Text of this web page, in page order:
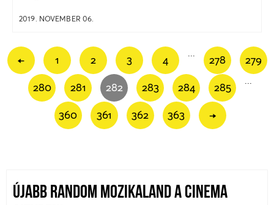
2019. NOVEMBER 06.
← 1 2 3 4 278 279
280 281 282 283 284 285
360 361 362 363 →
ÚJABB RANDOM MOZIKALAND A CINEMA